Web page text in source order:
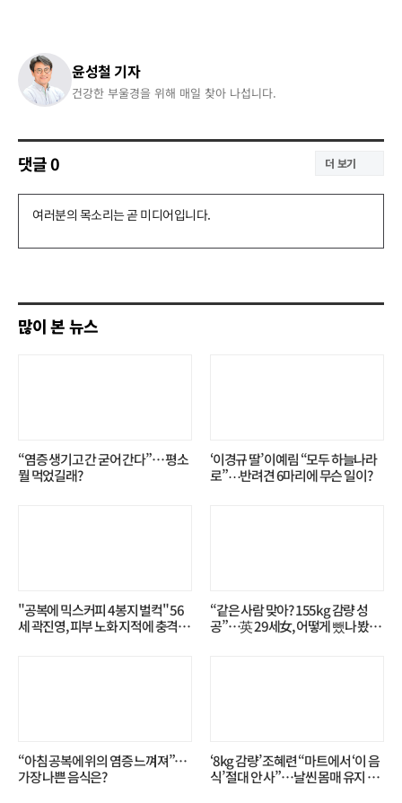
윤성철 기자
건강한 부울경을 위해 매일 찾아 나섭니다.
댓글0 더 보기
댓
기
많이 본 뉴스
“염증 생기고 간 굳어 간다”… 평소
뭘 먹었길래?
‘이경규 딸’ 이예림 “모두 하늘나라
로”⋯반려견 6마리에 무슨 일이?
"공복에 믹스커피 4봉지 벌컥" 56
세 곽진영, 피부 노화 지적에 충격…
“같은 사람 맞아? 155kg 감량 성
공”…英 29세女, 어떻게 뺐나 봤더
“아침 공복에 위의 염증 느껴져”…
가장 나쁜 음식은?
‘8kg 감량’ 조혜련 “마트에서 ‘이 음
식’ 절대 안 사”…날씬 몸매 유지 비